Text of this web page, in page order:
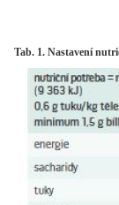
Tab. 1. Nastavení